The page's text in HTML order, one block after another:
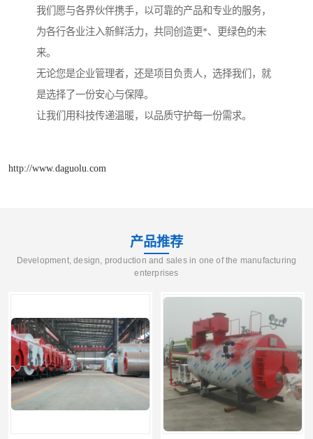
我们愿与各界伙伴携手，以可靠的产品和专业的服务，
为各行各业注入新鲜活力，共同创造更*、更绿色的未
来。
无论您是企业管理者，还是项目负责人，选择我们，就
是选择了一份安心与保障。
让我们用科技传递温暖，以品质守护每一份需求。
http://www.daguolu.com
产品推荐
Development, design, production and sales in one of the manufacturing
enterprises